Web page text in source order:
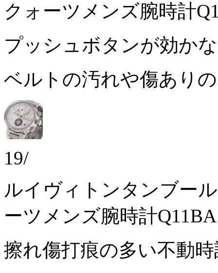
クォーツメンズ腕時計
プッシュボタンが効か
ベルトの汚れや傷あり
19/
ルイヴィトンタンブー
ーツメンズ腕時計Q11BA
擦れ傷打痕の多い不動